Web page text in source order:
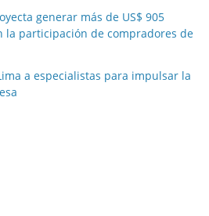
generar más de US$ 905
la participación de compradores de
a especialistas para impulsar la